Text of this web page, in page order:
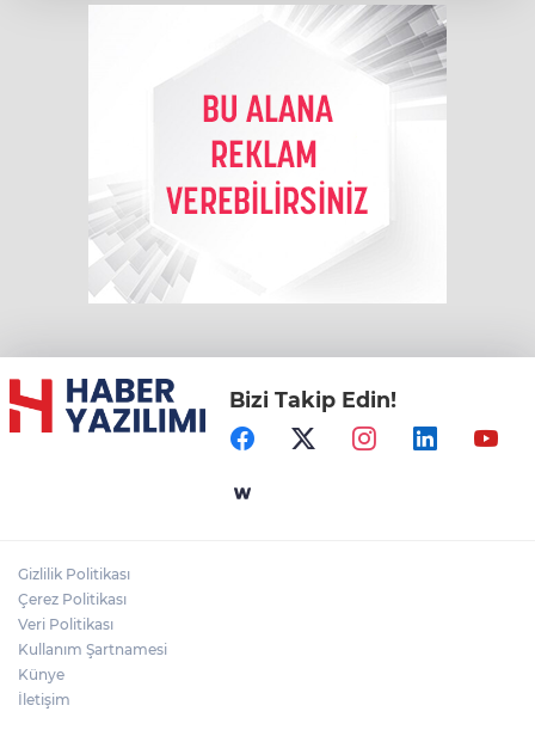
Bizi Takip Edin!
Gizlilik Politikası
Çerez Politikası
Veri Politikası
Kullanım Şartnamesi
Künye
İletişim